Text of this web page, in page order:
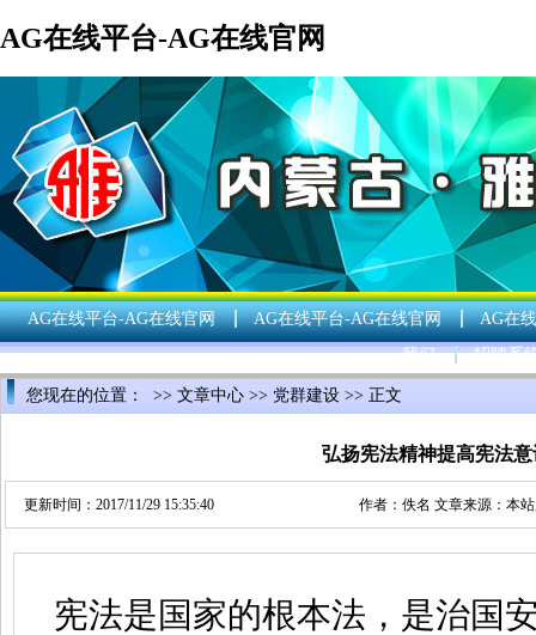
AG在线平台-AG在线官网
AG在线平台-AG在线官网 AG在线平台-AG在线官网
AG在
我们
招聘系
您现在的位置： >> 文章中心 >> 党群建设 >> 正文
弘扬宪法精神提高宪法意
更新时间：2017/11/29 15:35:40 作者：佚名 文章来源：本
宪法是国家的根本法，是治国